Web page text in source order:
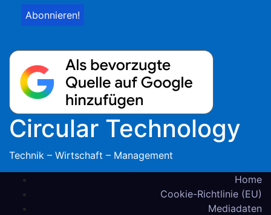
Circular Technology
Technik – Wirtschaft – Management
Home
Cookie-Richtlinie (EU)
Mediadaten